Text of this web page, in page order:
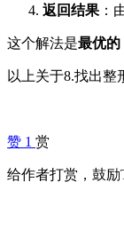
返回结果 ：
这个解法是最优的
以上关于8.找出
赞 1 赏
给作者打赏，鼓励